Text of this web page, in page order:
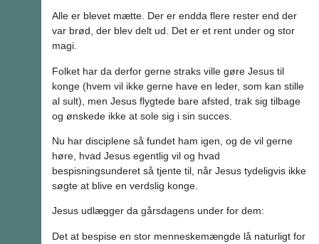
Alle er blevet mætte. Der er endda flere rester end der
var brød, der blev delt ud. Det er et rent under og stor
magi.
Folket har da derfor gerne straks ville gøre Jesus til
konge (hvem vil ikke gerne have en leder, som kan stille
al sult), men Jesus flygtede bare afsted, trak sig tilbage
og ønskede ikke at sole sig i sin succes.
Nu har disciplene så fundet ham igen, og de vil gerne
høre, hvad Jesus egentlig vil og hvad
bespisningsunderet så tjente til, når Jesus tydeligvis ikke
søgte at blive en verdslig konge.
Jesus udlægger da gårsdagens under for dem:
Det at bespise en stor menneskemængde lå naturligt for